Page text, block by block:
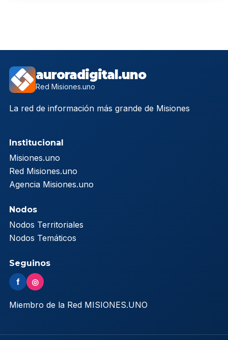
auroradigital.uno
Red Misiones.uno
La red de información más grande de Misiones
Institucional
Misiones.uno
Red Misiones.uno
Agencia Misiones.uno
Nodos
Nodos Territoriales
Nodos Temáticos
Seguinos
f ◎
Miembro de la Red MISIONES.UNO